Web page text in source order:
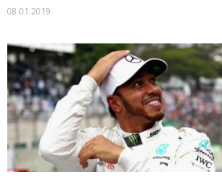
08.01.2019